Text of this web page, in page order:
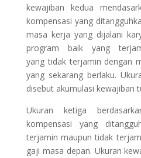
kewajiban kedua
kompensasi yang
masa kerja yang dijalani
program baik yang
yang tidak terjamin dengan
yang sekarang berlaku.
disebut akumulasi kewajiban
Ukuran ketiga
kompensasi yang
terjamin maupun tidak
gaji masa depan. Ukuran